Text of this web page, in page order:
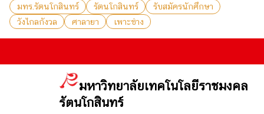
มทร.รัตนโกสินทร์
รัตนโกสินทร์
รับสมัครนักศึกษา
วังไกลกังวล
ศาลายา เพาะช่าง
มหาวิทยาลัยเทคโนโลยีราชมงคล
รัตนโกสินทร์